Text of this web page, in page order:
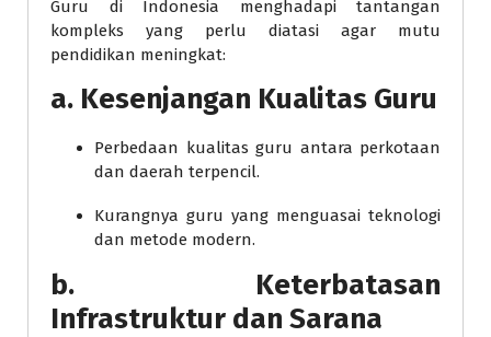
Guru di Indonesia menghadapi tantangan
kompleks yang perlu diatasi agar mutu
pendidikan meningkat:
a. Kesenjangan Kualitas Guru
Perbedaan kualitas guru antara perkotaan
dan daerah terpencil.
Kurangnya guru yang menguasai teknologi
dan metode modern.
b. Keterbatasan
Infrastruktur dan Sarana